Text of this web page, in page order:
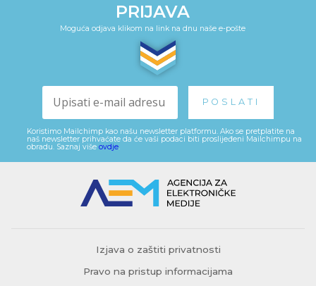
PRIJAVA
Moguća odjava klikom na link na dnu naše e-pošte
Koristimo Mailchimp kao našu newsletter platformu. Ako se pretplatite na
naš newsletter prihvaćate da će vaši podaci biti proslijeđeni Mailchimpu na
obradu. Saznaj više ovdje
Izjava o zaštiti privatnosti
Pravo na pristup informacijama